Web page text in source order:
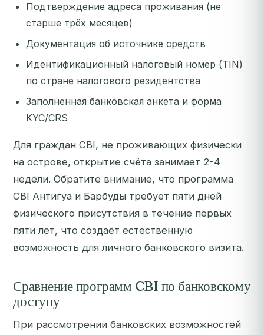
Подтверждение адреса проживания (не
старше трёх месяцев)
Документация об источнике средств
Идентификационный налоговый номер (TIN)
по стране налогового резидентства
Заполненная банковская анкета и форма
KYC/CRS
Для граждан CBI, не проживающих физически
на острове, открытие счёта занимает 2-4
недели. Обратите внимание, что программа
CBI Антигуа и Барбуды требует пяти дней
физического присутствия в течение первых
пяти лет, что создаёт естественную
возможность для личного банковского визита.
Сравнение программ CBI по банковскому
доступу
При рассмотрении банковских возможностей